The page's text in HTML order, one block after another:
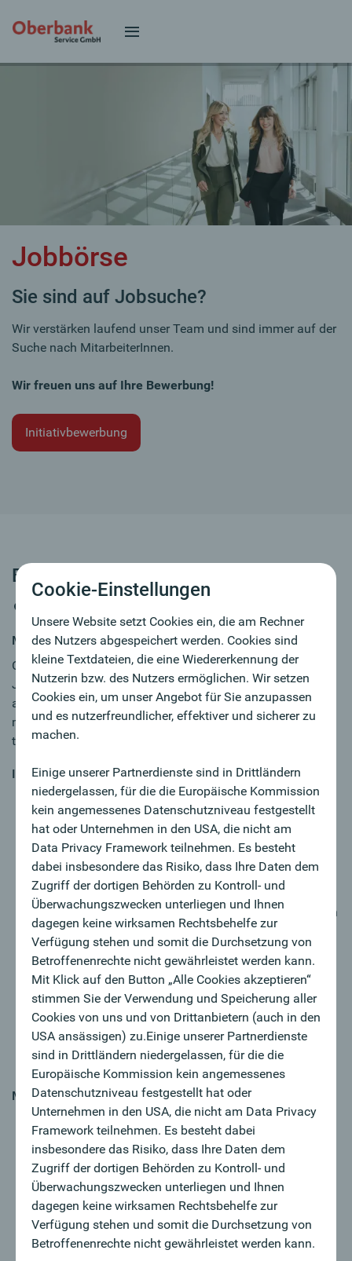
Jobbörse
Sie sind auf Jobsuche?
Wir verstärken laufend unser Team und sind immer auf der
Suche nach MitarbeiterInnen.
Wir freuen uns auf Ihre Bewerbung!
Initiativbewerbung
Berater:in Firmenkunden (w/m/d)
MY JOB
Oberbank. Gegründet 1869 in Österreich. Seit über 30
Jahren in Deutschland auf Wachstumskurs. Seit 3 Jahren
auch in der Heimat des Doms und des Karnevals - Sie
möchten künftig gehobene Firmenkund:innen in einer
traditionsreichen doch fortschrittlichen Bank betreuen?
IN DETAIL
Sie sind Relationship-Manager:in für unsere
Firmenkund:innen im Zielsegment KMU und
Corporates
Sie sind zuständig für alle Finanzierungsfragen sowie
das Passiv- und Dienstleistungsgeschäft
Sie gewinnen auf kreative Art Neukund:innen, gerne
auch mithilfe unserer erprobten Akquisitionsstrategien
Durch Erkennen von Cross-Selling-Potentialen
forcieren Sie den Verkauf
Im Sinne einer individuellen Begleitung haben Sie die
wirtschaftliche Situation von Neu- und
Bestandskund:innen im Auge
Sie repräsentieren die Oberbank nach außen, pflegen
aktiv Ihr Netzwerk und beobachten laufend den
regionalen Markt
MY CHALLENGE
Sie verfügen über eine abgeschlossene
Bankausbildung sowie mehrjährige Berufserfahrung
im Firmenkundengeschäft einer Bank
Sie sind ein kommunikationsstarker Verkaufsprofi mit
Überzeugungskraft
Engagement, Zielorientierung, Teamgeist und
Diplomatie sind für Sie keine Fremdworte
Durch Ihre regionale Verbundenheit verfügen Sie über
Cookie-Einstellungen
Unsere Website setzt Cookies ein, die am Rechner
des Nutzers abgespeichert werden. Cookies sind
kleine Textdateien, die eine Wiedererkennung der
Nutzerin bzw. des Nutzers ermöglichen. Wir setzen
Cookies ein, um unser Angebot für Sie anzupassen
und es nutzerfreundlicher, effektiver und sicherer zu
machen.
Einige unserer Partnerdienste sind in Drittländern
niedergelassen, für die die Europäische Kommission
kein angemessenes Datenschutzniveau festgestellt
hat oder Unternehmen in den USA, die nicht am
Data Privacy Framework teilnehmen. Es besteht
dabei insbesondere das Risiko, dass Ihre Daten dem
Zugriff der dortigen Behörden zu Kontroll- und
Überwachungszwecken unterliegen und Ihnen
dagegen keine wirksamen Rechtsbehelfe zur
Verfügung stehen und somit die Durchsetzung von
Betroffenenrechte nicht gewährleistet werden kann.
Mit Klick auf den Button „Alle Cookies akzeptieren“
stimmen Sie der Verwendung und Speicherung aller
Cookies von uns und von Drittanbietern (auch in den
USA ansässigen) zu.Einige unserer Partnerdienste
sind in Drittländern niedergelassen, für die die
Europäische Kommission kein angemessenes
Datenschutzniveau festgestellt hat oder
Unternehmen in den USA, die nicht am Data Privacy
Framework teilnehmen. Es besteht dabei
insbesondere das Risiko, dass Ihre Daten dem
Zugriff der dortigen Behörden zu Kontroll- und
Überwachungszwecken unterliegen und Ihnen
dagegen keine wirksamen Rechtsbehelfe zur
Verfügung stehen und somit die Durchsetzung von
Betroffenenrechte nicht gewährleistet werden kann.